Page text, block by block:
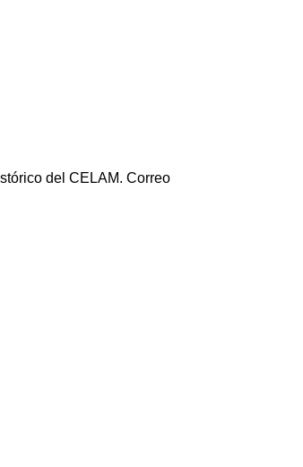
del CELAM. Correo